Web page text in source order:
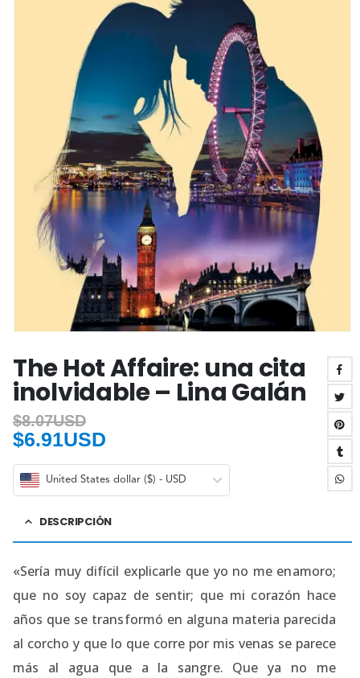
The Hot Affaire: una cita
inolvidable – Lina Galán
$8.07USD
$6.91USD
United States dollar ($) - USD
DESCRIPCIÓN
«Sería muy difícil explicarle que yo no me enamoro;
que no soy capaz de sentir; que mi corazón hace
años que se transformó en alguna materia parecida
al corcho y que lo que corre por mis venas se parece
más al agua que a la sangre. Que ya no me